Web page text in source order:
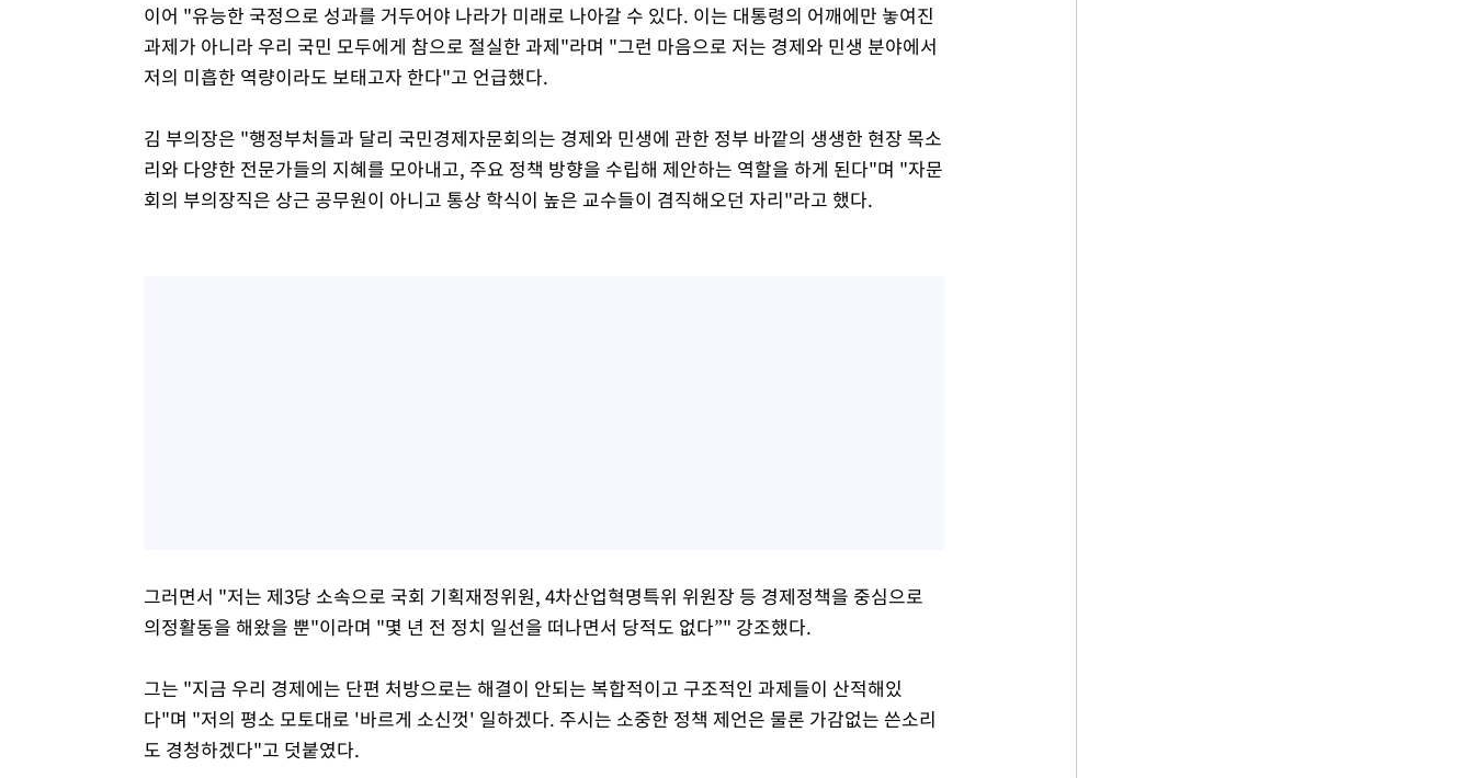
이어 "유능한 국정으로 성과를 거두어야 나라가 미래로 나아갈 수 있다. 이는 대통령의 어깨에만 놓여진
과제가 아니라 우리 국민 모두에게 참으로 절실한 과제"라며 "그런 마음으로 저는 경제와 민생 분야에서
저의 미흡한 역량이라도 보태고자 한다"고 언급했다.
김 부의장은 "행정부처들과 달리 국민경제자문회의는 경제와 민생에 관한 정부 바깥의 생생한 현장 목소
리와 다양한 전문가들의 지혜를 모아내고, 주요 정책 방향을 수립해 제안하는 역할을 하게 된다"며 "자문
회의 부의장직은 상근 공무원이 아니고 통상 학식이 높은 교수들이 겸직해오던 자리"라고 했다.
그러면서 "저는 제3당 소속으로 국회 기획재정위원, 4차산업혁명특위 위원장 등 경제정책을 중심으로
의정활동을 해왔을 뿐"이라며 "몇 년 전 정치 일선을 떠나면서 당적도 없다”" 강조했다.
그는 "지금 우리 경제에는 단편 처방으로는 해결이 안되는 복합적이고 구조적인 과제들이 산적해있
다"며 "저의 평소 모토대로 '바르게 소신껏' 일하겠다. 주시는 소중한 정책 제언은 물론 가감없는 쓴소리
도 경청하겠다"고 덧붙였다.